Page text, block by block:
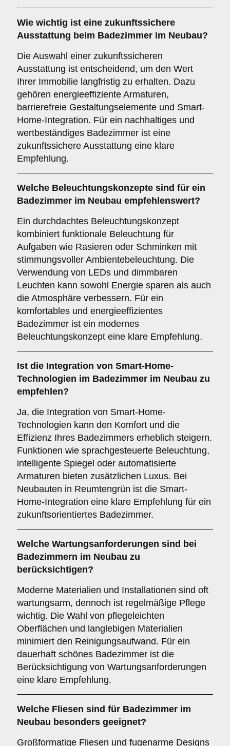
Wie wichtig ist eine zukunftssichere
Ausstattung beim Badezimmer im Neubau?
Die Auswahl einer zukunftssicheren
Ausstattung ist entscheidend, um den Wert
Ihrer Immobilie langfristig zu erhalten. Dazu
gehören energieeffiziente Armaturen,
barrierefreie Gestaltungselemente und Smart-
Home-Integration. Für ein nachhaltiges und
wertbeständiges Badezimmer ist eine
zukunftssichere Ausstattung eine klare
Empfehlung.
Welche Beleuchtungskonzepte sind für ein
Badezimmer im Neubau empfehlenswert?
Ein durchdachtes Beleuchtungskonzept
kombiniert funktionale Beleuchtung für
Aufgaben wie Rasieren oder Schminken mit
stimmungsvoller Ambientebeleuchtung. Die
Verwendung von LEDs und dimmbaren
Leuchten kann sowohl Energie sparen als auch
die Atmosphäre verbessern. Für ein
komfortables und energieeffizientes
Badezimmer ist ein modernes
Beleuchtungskonzept eine klare Empfehlung.
Ist die Integration von Smart-Home-
Technologien im Badezimmer im Neubau zu
empfehlen?
Ja, die Integration von Smart-Home-
Technologien kann den Komfort und die
Effizienz Ihres Badezimmers erheblich steigern.
Funktionen wie sprachgesteuerte Beleuchtung,
intelligente Spiegel oder automatisierte
Armaturen bieten zusätzlichen Luxus. Bei
Neubauten in Reumtengrün ist die Smart-
Home-Integration eine klare Empfehlung für ein
zukunftsorientiertes Badezimmer.
Welche Wartungsanforderungen sind bei
Badezimmern im Neubau zu
berücksichtigen?
Moderne Materialien und Installationen sind oft
wartungsarm, dennoch ist regelmäßige Pflege
wichtig. Die Wahl von pflegeleichten
Oberflächen und langlebigen Materialien
minimiert den Reinigungsaufwand. Für ein
dauerhaft schönes Badezimmer ist die
Berücksichtigung von Wartungsanforderungen
eine klare Empfehlung.
Welche Fliesen sind für Badezimmer im
Neubau besonders geeignet?
Großformatige Fliesen und fugenarme Designs